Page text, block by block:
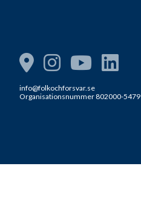
info@folkochforsvar.se
Organisationsnummer 802000-5479